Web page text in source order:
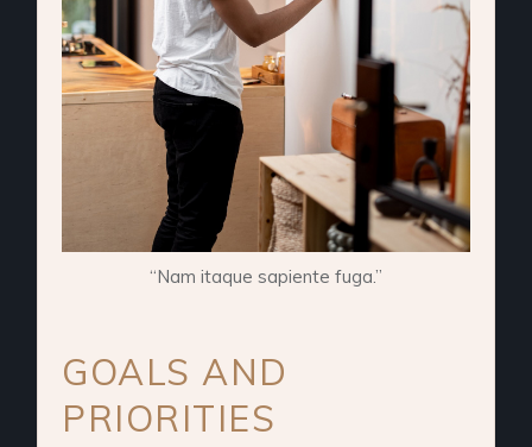
“Nam itaque sapiente fuga.”
GOALS AND
PRIORITIES